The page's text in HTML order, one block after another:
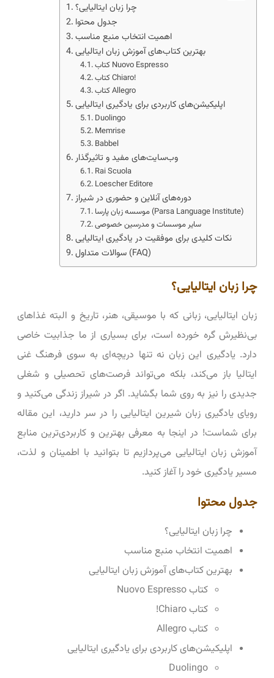
چرا زبان ایتالیایی؟
جدول محتوا
اهمیت انتخاب منبع مناسب
بهترین کتاب‌های آموزش زبان ایتالیایی
کتاب Nuovo Espresso
کتاب Chiaro!
کتاب Allegro
اپلیکیشن‌های کاربردی برای یادگیری ایتالیایی
Duolingo
Memrise
Babbel
وب‌سایت‌های مفید و تاثیرگذار
Rai Scuola
Loescher Editore
دوره‌های آنلاین و حضوری در شیراز
موسسه زبان پارسا (Parsa Language Institute)
سایر موسسات و مدرسین خصوصی
نکات کلیدی برای موفقیت در یادگیری ایتالیایی
سوالات متداول (FAQ)
چرا زبان ایتالیایی؟
زبان ایتالیایی، زبانی که با موسیقی، هنر، تاریخ و البته غذاهای
بی‌نظیرش گره خورده است، برای بسیاری از ما جذابیت خاصی
دارد. یادگیری این زبان نه تنها دریچه‌ای به سوی فرهنگ غنی
ایتالیا باز می‌کند، بلکه می‌تواند فرصت‌های تحصیلی و شغلی
جدیدی را نیز به روی شما بگشاید. اگر در شیراز زندگی می‌کنید و
رویای یادگیری زبان شیرین ایتالیایی را در سر دارید، این مقاله
برای شماست! در اینجا به معرفی بهترین و کاربردی‌ترین منابع
آموزش زبان ایتالیایی می‌پردازیم تا بتوانید با اطمینان و لذت،
مسیر یادگیری خود را آغاز کنید.
جدول محتوا
چرا زبان ایتالیایی؟
اهمیت انتخاب منبع مناسب
بهترین کتاب‌های آموزش زبان ایتالیایی
کتاب Nuovo Espresso
کتاب Chiaro!
کتاب Allegro
اپلیکیشن‌های کاربردی برای یادگیری ایتالیایی
Duolingo